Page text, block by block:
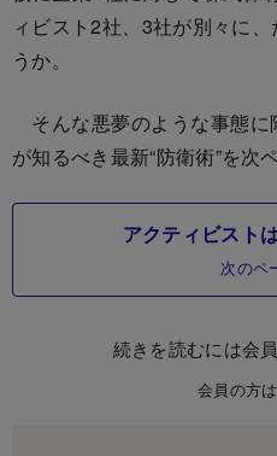
ィビスト2社、3社が別々に
うか。
そんな悪夢のような事態に
が知るべき最新“防衛術”を次
アクティビスト
次のペ
続きを読むには会
会員の方は